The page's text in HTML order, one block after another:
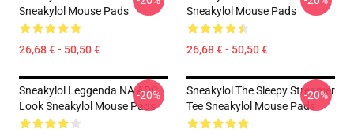
Sneakylol Mouse Pads
26,68 € - 50,50 €
Sneakylol Mouse Pads
26,68 € - 50,50 €
Sneakylol Leggenda NA ADC
Look Sneakylol Mouse Pads
-20%
Sneakylol The Sleepy Streamer
Tee Sneakylol Mouse Pads
-20%